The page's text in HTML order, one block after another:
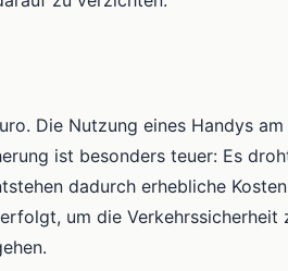
Die Nutzung eines Handys
ist besonders teuer: Es
dadurch erhebliche
um die Verkehrssicherheit